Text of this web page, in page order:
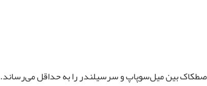
بین میل‌سوپاپ و سرسیلندر را به حداقل می‌رساند.